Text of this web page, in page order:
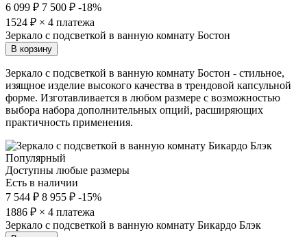
6 099 ₽ 7 500 ₽ -18%
1524 ₽ × 4 платежа
Зеркало с подсветкой в ванную комнату Бостон
В корзину
Зеркало с подсветкой в ванную комнату Бостон - стильное,
изящное изделие высокого качества в трендовой капсульной
форме. Изготавливается в любом размере с возможностью
выбора набора дополнительных опций, расширяющих
практичность применения.
Популярный
Доступны любые размеры
Есть в наличии
7 544 ₽ 8 955 ₽ -15%
1886 ₽ × 4 платежа
Зеркало с подсветкой в ванную комнату Бикардо Блэк